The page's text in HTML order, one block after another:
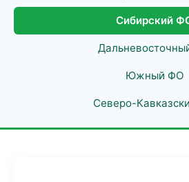
Сибирский
Южный ФО
Северо-